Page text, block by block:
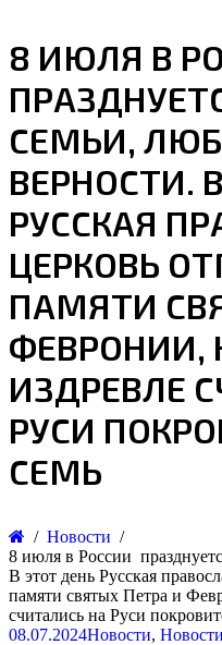
8 ИЮЛЯ В
СЕМЬИ,
ВЕРНОСТИ.
РУССКАЯ
ЦЕРКОВЬ
ПАМЯТИ
ФЕВРОНИИ,
ИЗДРЕВЛЕ
РУСИ
СЕМЬ
Новости
8 июля в России
В этот день Русская
памяти святых Петра и
считались на Руси
08.07.2024Новости,